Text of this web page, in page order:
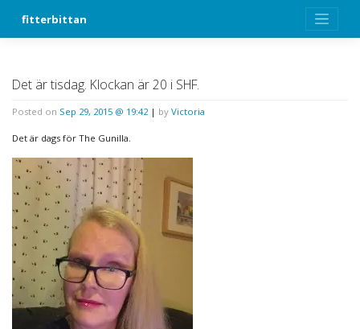
fitterbittan
Det är tisdag. Klockan är 20 i SHF.
Posted on Sep 29, 2015 @ 19:42| by Victoria
Det är dags för The Gunilla.